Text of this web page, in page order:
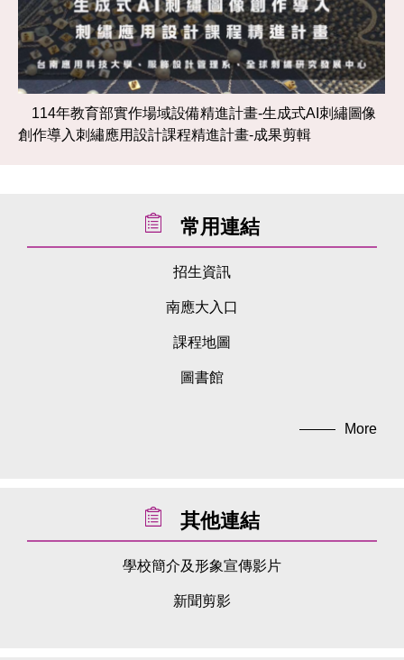
114年教育部實作場域設備精進計畫-生成式AI刺繡圖像
創作導入刺繡應用設計課程精進計畫-成果剪輯
常用連結
招生資訊
南應大入口
課程地圖
圖書館
More
其他連結
學校簡介及形象宣傳影片
新聞剪影